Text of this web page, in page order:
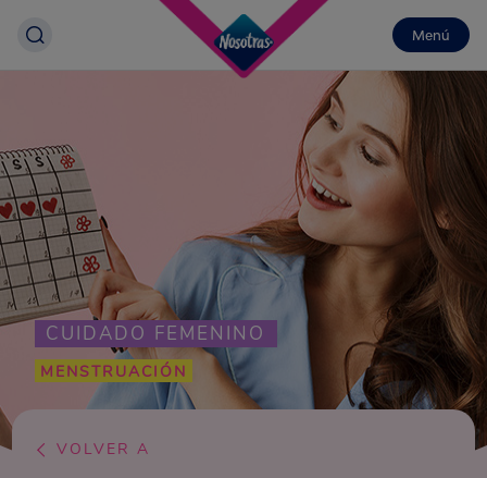
Menú
CUIDADO FEMENINO
MENSTRUACIÓN
VOLVER A